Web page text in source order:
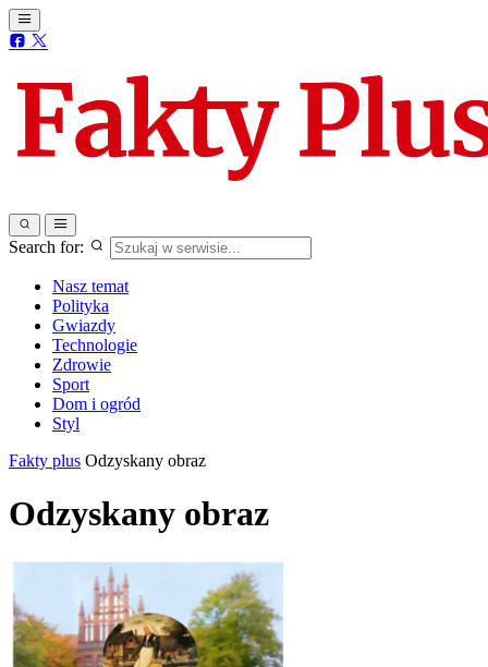
Search for:
Nasz temat
Polityka
Gwiazdy
Technologie
Zdrowie
Sport
Dom i ogród
Styl
Fakty plus Odzyskany obraz
Odzyskany obraz